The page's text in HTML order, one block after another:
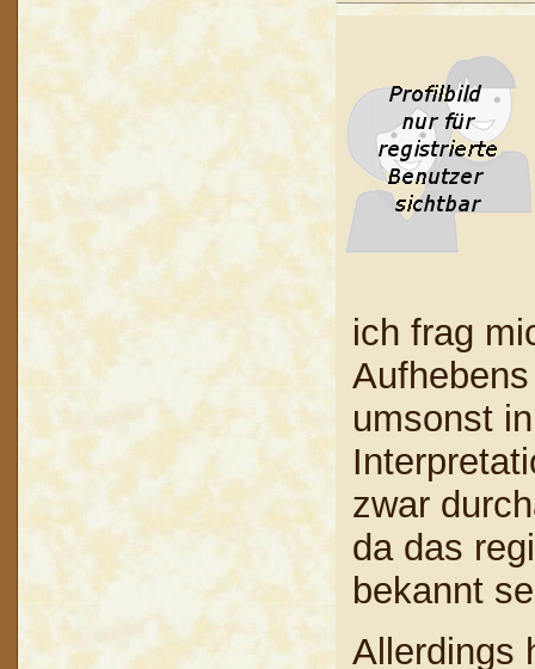
ich frag
umsonst
zwar
da das
bekannt
Allerdings